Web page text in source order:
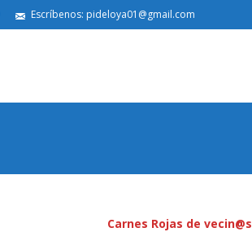
Escríbenos: pideloya01@gmail.com
Carnes Rojas de